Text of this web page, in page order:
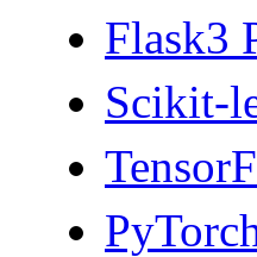
Flask3
Scikit-